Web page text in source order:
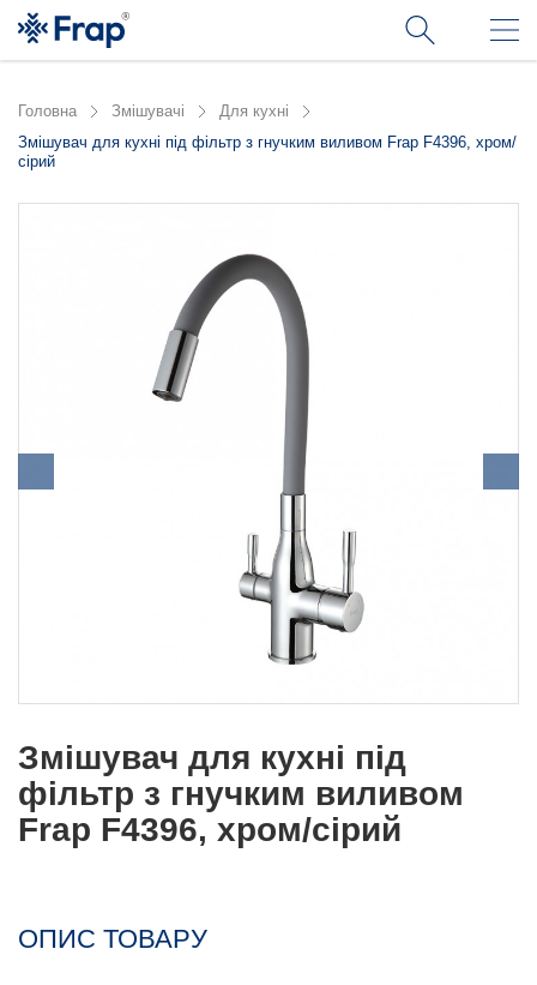
Головна Змішувачі
Для кухні
Змішувач для кухні під фільтр з гнучким виливом Frap F4396, хром/
сірий
Змішувач для кухні під
фільтр з гнучким виливом
Frap F4396, хром/сірий
ОПИС ТОВАРУ